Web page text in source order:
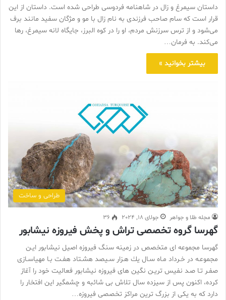
داستان سیمرغ و زال در شاهنامه فردوسی طراحی شده است. داستان از این
قرار است که سام صاحب فرزندی به نام زال با مو و مژگان سفید مانند برف
می‌شود و از ترس سرزنش مردم، او را در کوه البرز، جایگاه لانه سیمرغ، رها
می‌کند. به فرمان…
بیشتر بخوانید »
طراحی و ساخت
مجله طلا و جواهر جولای 18, 2024 36
گهرسا گروه تخصصى تراش و پخش فيروزه نيشابور
گهرسا مجموعه ای متخصص در زمینه سنگ فیروزه اصیل نیشابور ایـن
مجموعـه در خـرداد مـاه سـال يك هـزار سـيصد هشـتاد هفـت بـا مهیاسـازی
صفـر تـا صـد نفیس تریـن نگین های فیروزه نیشابور فعالیت خود را آغاز
کرده، اكنون پس از سيزده سال تلاش بی شائبه و چشمگیر این افتخار را
دارد که به یکی از بزرگ ترین مراکز تخصصی فیروزه…